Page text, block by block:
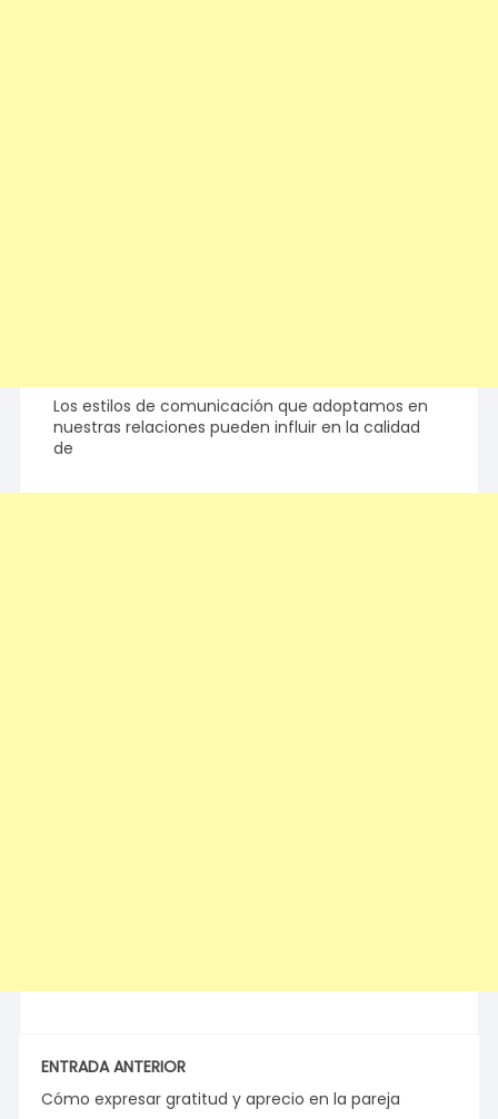
Los estilos de comunicación que adoptamos en
nuestras relaciones pueden influir en la calidad
de
ENTRADA ANTERIOR
Cómo expresar gratitud y aprecio en la pareja